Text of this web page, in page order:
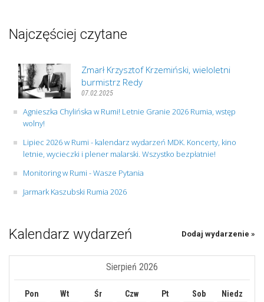
Najczęściej czytane
Zmarł Krzysztof Krzemiński, wieloletni
burmistrz Redy
07.02.2025
Agnieszka Chylińska w Rumi! Letnie Granie 2026 Rumia, wstęp
wolny!
Lipiec 2026 w Rumi - kalendarz wydarzeń MDK. Koncerty, kino
letnie, wycieczki i plener malarski. Wszystko bezpłatnie!
Monitoring w Rumi - Wasze Pytania
Jarmark Kaszubski Rumia 2026
Kalendarz wydarzeń Dodaj wydarzenie »
Sierpień 2026
Pon Wt Śr Czw Pt Sob
Niedz